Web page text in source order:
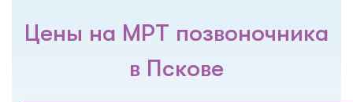
Цены на МРТ позвоночника
в Пскове